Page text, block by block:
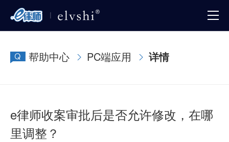
帮助中心 PC端应用 详情
e律师收案审批后是否允许修改，在哪
里调整？